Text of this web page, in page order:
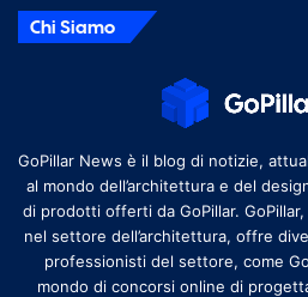
Chi Siamo
GoPillar News è il blog di notizie,
al mondo dell’architettura e del
di prodotti offerti da GoPillar.
nel settore dell’architettura, offre
professionisti del settore, come
mondo di concorsi online di